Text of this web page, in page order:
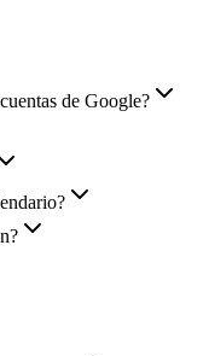
de Google?